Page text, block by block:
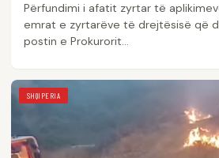
Përfundimi i afatit zyrtar të
emrat e zyrtarëve të drejtësisë që
postin e Prokurorit…
SHQIPERIA